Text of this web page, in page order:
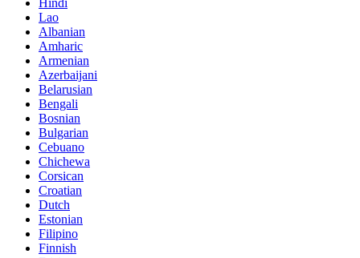
Lao
Albanian
Amharic
Armenian
Azerbaijani
Belarusian
Bengali
Bosnian
Bulgarian
Cebuano
Chichewa
Corsican
Croatian
Dutch
Estonian
Filipino
Finnish